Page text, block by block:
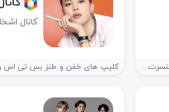
💜کانال جونگکوک @jongkoke1 💛چنل اموزش زبان کره ای @zbankori 🩵چنل کنسرت بی...
کانال
کلیپ های خفن و طنز بس تی اس را